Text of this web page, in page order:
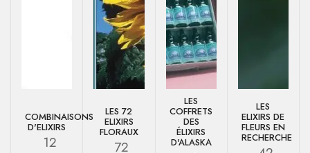
COMBINAISONS
D'ELIXIRS
12
LES 72
ELIXIRS
FLORAUX
72
LES
COFFRETS
DES
ÉLIXIRS
D'ALASKA
LES
ELIXIRS DE
FLEURS EN
RECHERCHE